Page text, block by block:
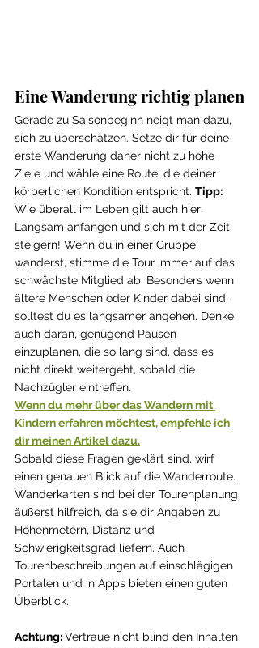
Eine Wanderung richtig planen
Gerade zu Saisonbeginn neigt man dazu,
sich zu überschätzen. Setze dir für deine
erste Wanderung daher nicht zu hohe
Ziele und wähle eine Route, die deiner
körperlichen Kondition entspricht. Tipp:
Wie überall im Leben gilt auch hier:
Langsam anfangen und sich mit der Zeit
steigern! Wenn du in einer Gruppe
wanderst, stimme die Tour immer auf das
schwächste Mitglied ab. Besonders wenn
ältere Menschen oder Kinder dabei sind,
solltest du es langsamer angehen. Denke
auch daran, genügend Pausen
einzuplanen, die so lang sind, dass es
nicht direkt weitergeht, sobald die
Nachzügler eintreffen.
Wenn du mehr über das Wandern mit
Kindern erfahren möchtest, empfehle ich
dir meinen Artikel dazu.
Sobald diese Fragen geklärt sind, wirf
einen genauen Blick auf die Wanderroute.
Wanderkarten sind bei der Tourenplanung
äußerst hilfreich, da sie dir Angaben zu
Höhenmetern, Distanz und
Schwierigkeitsgrad liefern. Auch
Tourenbeschreibungen auf einschlägigen
Portalen und in Apps bieten einen guten
Überblick.
Achtung: Vertraue nicht blind den Inhalten